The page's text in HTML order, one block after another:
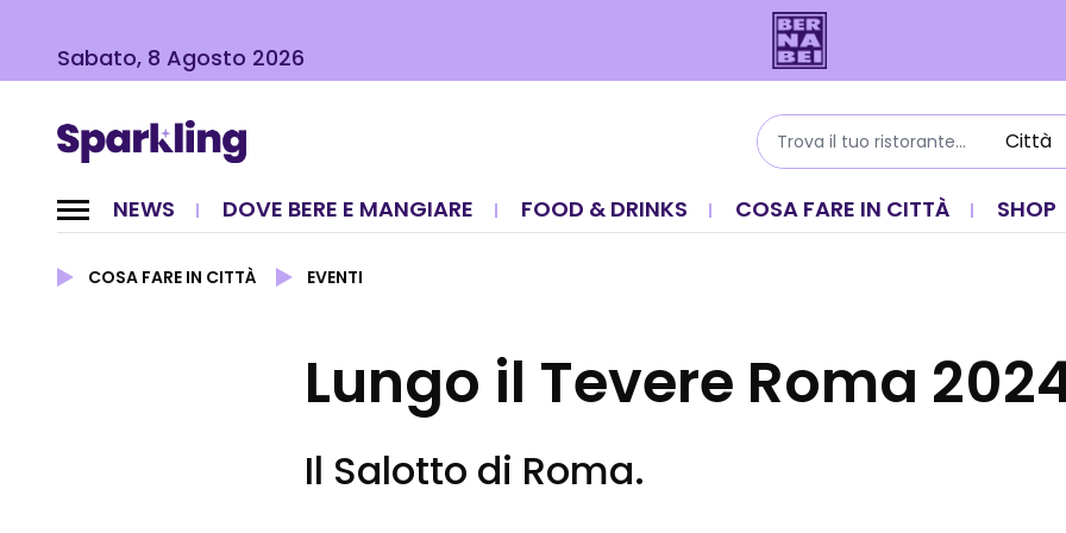
Sabato, 8 Agosto 2026
NEWS DOVE BERE E MANGIARE FOOD & DRINKS COSA FARE IN CITTÀ SHOP
COSA FARE IN CITTÀ EVENTI
Lungo il Tevere Roma
Il Salotto di Roma.